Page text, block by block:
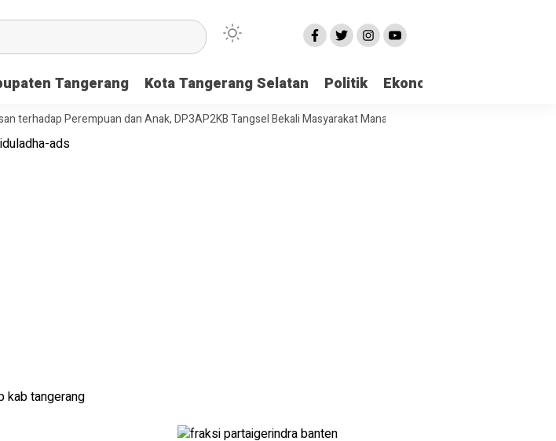
Tangerang Kota Tangerang Selatan Politik Ekonomi
Perempuan dan Anak, DP3AP2KB Tangsel Bekali Masyarakat Manajemen Stres dan Dukungan Psikologi Awal